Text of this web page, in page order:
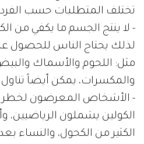
تختلف المتطلبات حسب
- لا ينتج الجسم ما يكفي من
لذلك يحتاج الناس للحصول
مثل: اللحوم والأسماك
والمكسرات، يمكن أيضاً
- الأشخاص المعرضون لخطر
الكولين يشملون الرياضيين،
الكثير من الكحول، والنساء